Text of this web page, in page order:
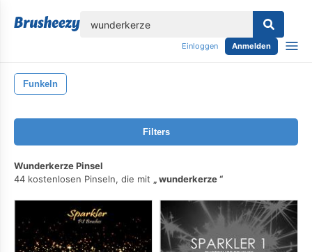
Einloggen Anmelden
Funkeln
Filters
Wunderkerze Pinsel
44 kostenlosen Pinseln, die mit
wunderkerze